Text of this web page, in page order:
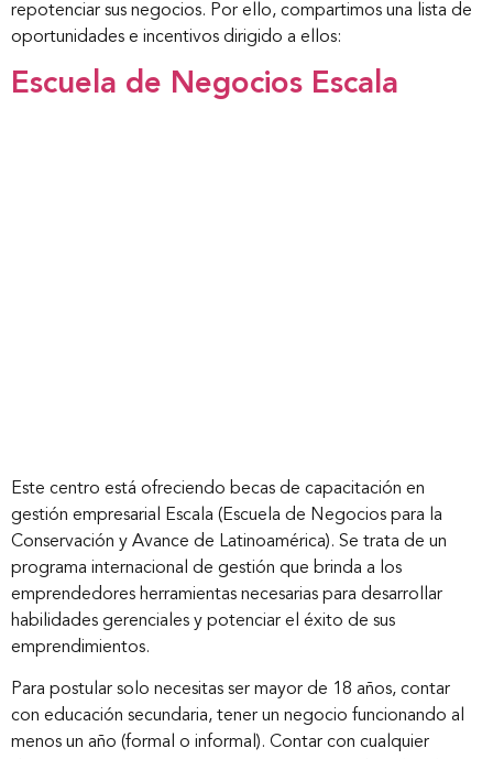
repotenciar sus negocios. Por ello, compartimos una lista de
oportunidades e incentivos dirigido a ellos:
Escuela de Negocios Escala
Este centro está ofreciendo becas de capacitación en
gestión empresarial Escala (Escuela de Negocios para la
Conservación y Avance de Latinoamérica). Se trata de un
programa internacional de gestión que brinda a los
emprendedores herramientas necesarias para desarrollar
habilidades gerenciales y potenciar el éxito de sus
emprendimientos.
Para postular solo necesitas ser mayor de 18 años, contar
con educación secundaria, tener un negocio funcionando al
menos un año (formal o informal). Contar con cualquier